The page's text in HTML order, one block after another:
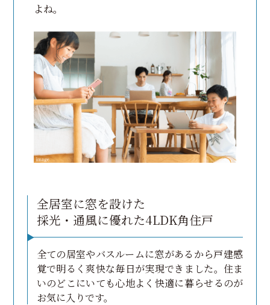
よね。
全居室に窓を設けた
採光・通風に優れた4LDK角住戸
全ての居室やバスルームに窓があるから戸建感
覚で明るく爽快な毎日が実現できました。住ま
いのどこにいても心地よく快適に暮らせるのが
お気に入りです。